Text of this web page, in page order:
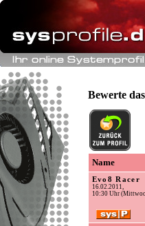
Bewerte
Name
Evo8 Racer
16.02.2011,
10:30 Uhr